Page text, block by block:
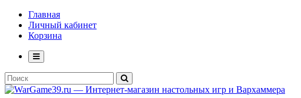
Главная
Личный кабинет
Корзина